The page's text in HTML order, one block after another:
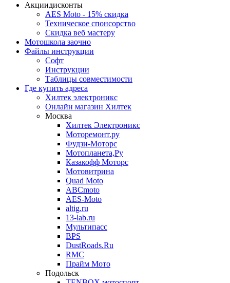
Акциидисконты
AES Moto - 15% скидка
Техническое спонсорство
Скидка веб мастеру
Мотошкола заочно
Файлы инструкции
Софт
Инструкции
Таблицы совместимости
Где купить адреса
Хилтек электроникс
Онлайн магазин Хилтек
Москва
Хилтек Электроникс
Моторемонт.ру
Фудзи-Моторс
Мотопланета,Ру
Казакофф Моторс
Мотовитрина
Quad Moto
ABCmoto
AES-Moto
altig.ru
13-lab.ru
Мультипасс
BPS
DustRoads.Ru
RMC
Прайм Мото
Подольск